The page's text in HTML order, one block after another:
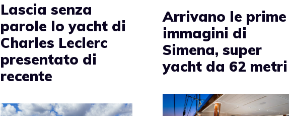
Lascia senza
parole lo yacht di
Charles Leclerc
presentato di
recente
Arrivano le prime
immagini di
Simena, super
yacht da 62 metri